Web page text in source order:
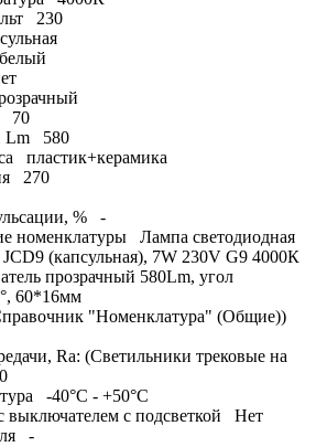
230
белый
70
Lm
580
пластик+керамика
270
%
-
номенклатуры
Лампа светодиодная
(капсульная), 7W 230V G9 4000К
прозрачный 580Lm, угол
60*16мм
"Номенклатура" (Общие))
Ra: (Светильники трековые на
-40°C - +50°C
выключателем с подсветкой
Нет
-